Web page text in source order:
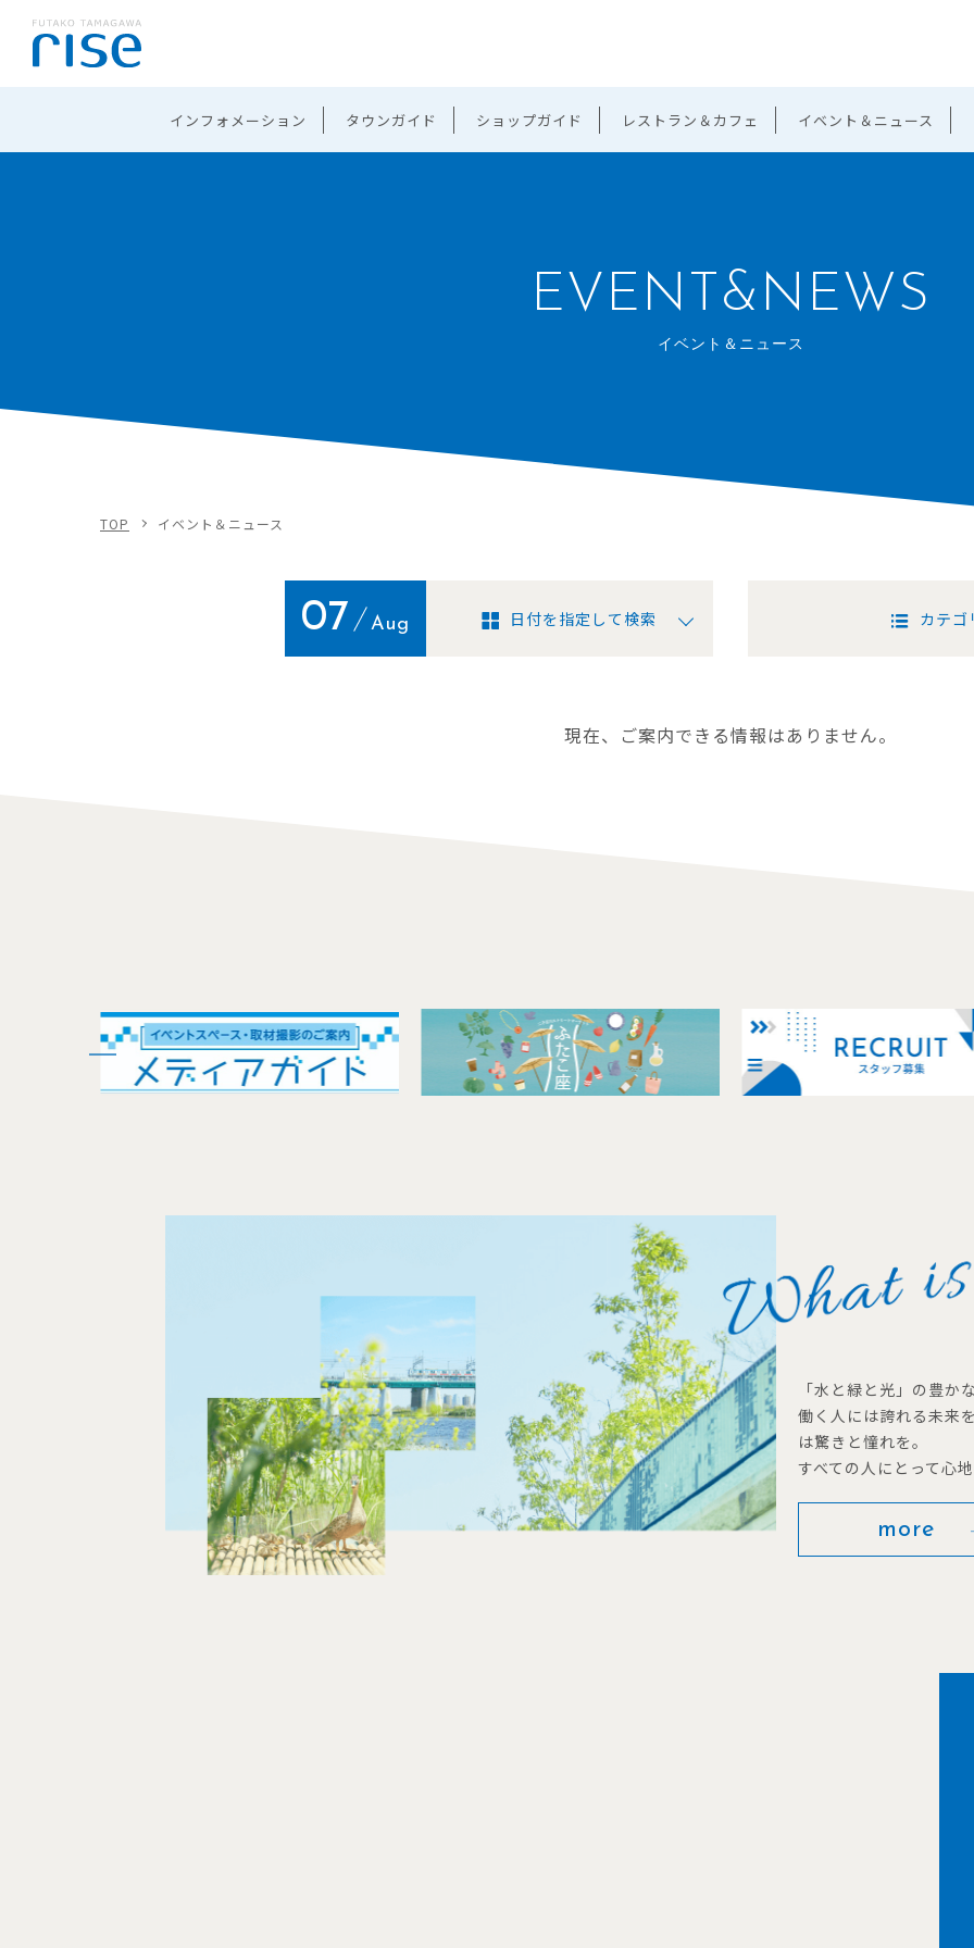
インフォメーション タウンガイド ショップガイド レストラン＆カフェ イベント＆ニュース
EVENT&NEWS
イベント＆ニュース
TOP イベント＆ニュース
07 Aug 日付を指定して検索 カテゴ
現在、ご案内できる情報はありません。
「水と緑と光」の豊
働く人には誇れる未来
は驚きと憧れを。
すべての人にとって心
more